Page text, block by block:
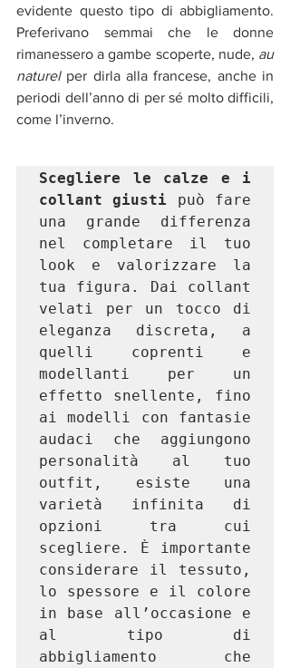
evidente questo tipo di abbigliamento.
Preferivano semmai che le donne
rimanessero a gambe scoperte, nude, au
naturel per dirla alla francese, anche in
periodi dell’anno di per sé molto difficili,
come l’inverno.
Scegliere le calze e i
collant giusti può fare
una grande differenza
nel completare il tuo
look e valorizzare la
tua figura. Dai collant
velati per un tocco di
eleganza discreta, a
quelli coprenti e
modellanti per un
effetto snellente, fino
ai modelli con fantasie
audaci che aggiungono
personalità al tuo
outfit, esiste una
varietà infinita di
opzioni tra cui
scegliere. È importante
considerare il tessuto,
lo spessore e il colore
in base all’occasione e
al tipo di
abbigliamento che